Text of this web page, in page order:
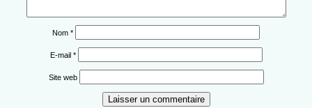
Nom *
E-mail *
Site web